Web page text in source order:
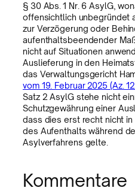
§ 30 Abs. 1 Nr. 6 AsylG,
offensichtlich unbegründet
zur Verzögerung oder
aufenthaltsbeendender
nicht auf Situationen
Auslieferung in den
das Verwaltungsgericht
vom 19. Februar 2025 (Az.
Satz 2 AsylG stehe nicht
Schutzgewährung einer
dass dies erst recht nicht
des Aufenthalts während
Asylverfahrens gelte.
Kommentare